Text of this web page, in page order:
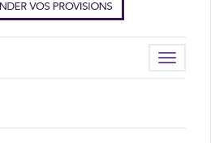
Toggle